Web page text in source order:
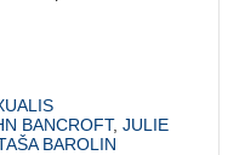
BANCROFT,JULIE
BAROLIN